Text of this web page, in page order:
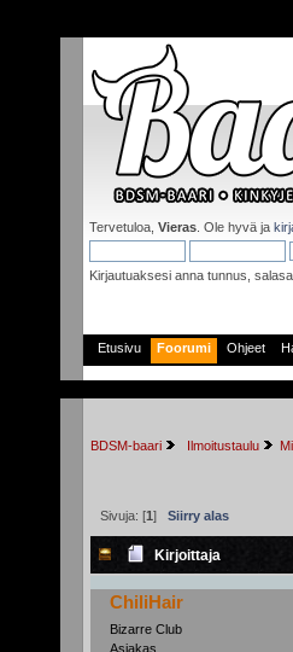
Tervetuloa, Vieras . Ole hyvä ja
Kirjautuaksesi anna tunnus,
Etusivu Foorumi Ohjeet
BDSM-baari Ilmoitustaulu
Sivuja: [1] Siirry alas
Kirjoittaja
ChiliHair
Bizarre Club
Asiakas